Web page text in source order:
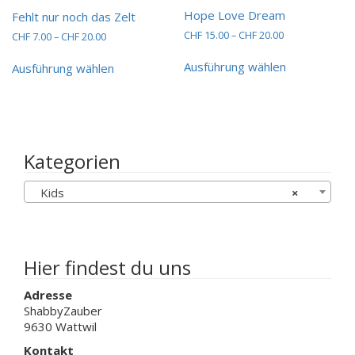
Fehlt nur noch das Zelt
CHF 7.00– CHF20.00Preisspanne:
bis
Ausführung wählen
Optionen
können
auf
werden
Hope Love Dream
CHF 15.00– CHF20.00Preisspanne:
bis
Ausführung wählen
können
auf
Kategorien
×
Kids
Hier findest du uns
Adresse
ShabbyZauber
9630 Wattwil
Kontakt